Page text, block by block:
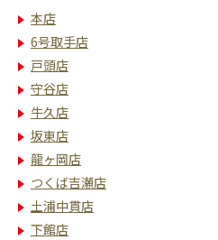
本店
6号取手店
戸頭店
守谷店
牛久店
坂東店
龍ヶ岡店
つくば吉瀬店
土浦中貫店
下館店